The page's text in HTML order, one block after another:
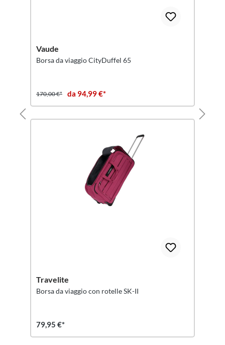
Vaude
Borsa da viaggio CityDuffel 65
170,00 €* da 94,99 €*
Travelite
Borsa da viaggio con rotelle SK-II
79,95 €*